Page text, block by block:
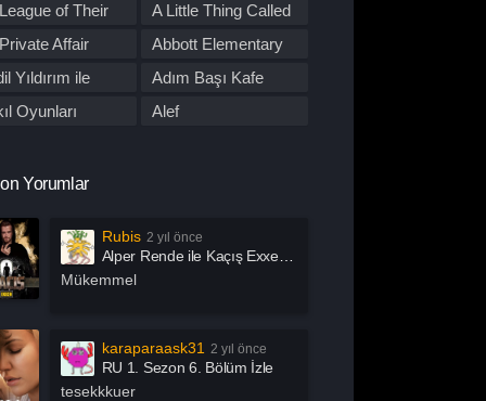
Show
of Their
A Little Thing Called
First Love
Affair
Abbott Elementary
Yıldırım ile
Adım Başı Kafe
Oyunları
Alef
Arabeskin Aşık
Asla Vazgeçme
Özgürsün
Yorumlar
Rubis 2 yıl önce
Alper Rende ile Kaçış Exxen 2. Sezon 1. Bölüm İzle
Mükemmel
karaparaask31 2 yıl önce
RU 1. Sezon 6. Bölüm İzle
tesekkkuer